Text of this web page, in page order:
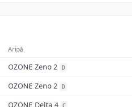
Aripă
OZONE Zeno 2 D
OZONE Zeno 2 D
OZONE Delta 4 C